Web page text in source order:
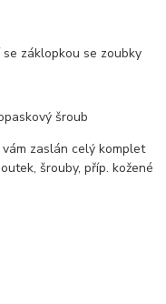
záklopkou se zoubky
šroub
zaslán celý komplet
šrouby, příp. kožené